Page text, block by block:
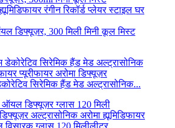
डिफ्यूज़र, 300 मिली मिनी कूल मिस्ट
सिरेमिक हैंड मेड अल्ट्रासोनिक...